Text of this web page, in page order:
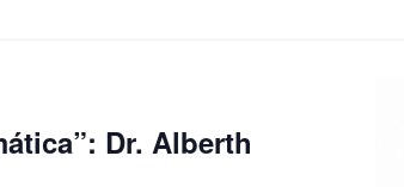
Dr. Alberth